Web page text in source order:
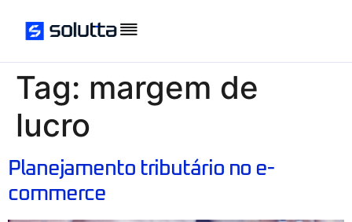
Tag: margem de
lucro
Planejamento tributário no e-
commerce